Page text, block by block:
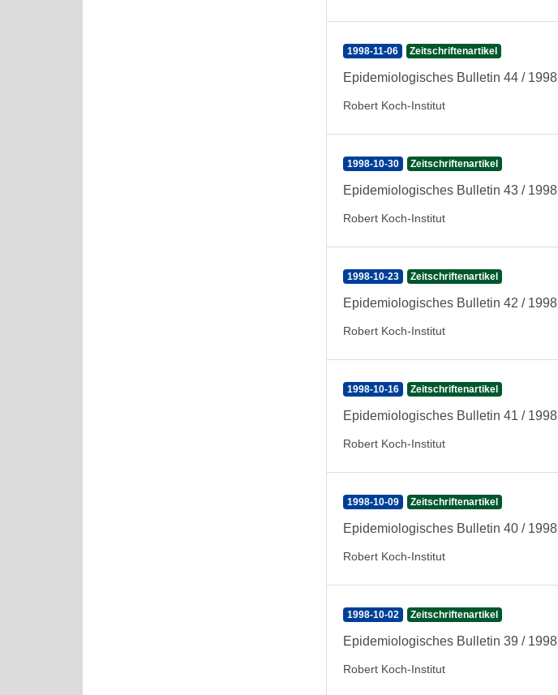
1998-11-06 Zeitschriftenartikel
Epidemiologisches Bulletin 44 / 1998
Robert Koch-Institut
1998-10-30 Zeitschriftenartikel
Epidemiologisches Bulletin 43 / 1998
Robert Koch-Institut
1998-10-23 Zeitschriftenartikel
Epidemiologisches Bulletin 42 / 1998
Robert Koch-Institut
1998-10-16 Zeitschriftenartikel
Epidemiologisches Bulletin 41 / 1998
Robert Koch-Institut
1998-10-09 Zeitschriftenartikel
Epidemiologisches Bulletin 40 / 1998
Robert Koch-Institut
1998-10-02 Zeitschriftenartikel
Epidemiologisches Bulletin 39 / 1998
Robert Koch-Institut